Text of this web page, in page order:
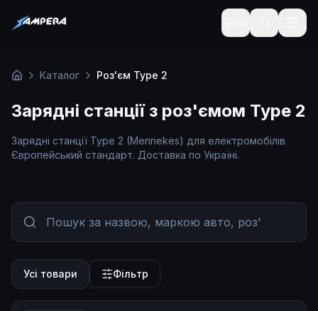
ГоловнаКаталог Роз'єм Type 2
Зарядні станції з роз'ємом Type 2
Зарядні станції Type 2 (Mennekes) для електромобілів.
Європейський стандарт. Доставка по Україні.
Усі товари Фільтр